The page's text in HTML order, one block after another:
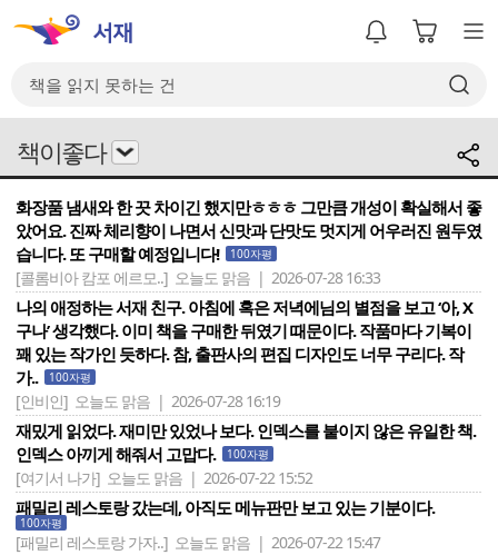
책이좋다
화장품 냄새와 한 끗 차이긴 했지만ㅎㅎㅎ 그만큼 개성이 확실해서 좋
았어요. 진짜 체리향이 나면서 신맛과 단맛도 멋지게 어우러진 원두였
습니다. 또 구매할 예정입니다!
100자평
[콜롬비아 캄포 에르모..] 오늘도 맑음 | 2026-07-28 16:33
나의 애정하는 서재 친구. 아침에 혹은 저녁에님의 별점을 보고 ‘아, X
구나’ 생각했다. 이미 책을 구매한 뒤였기 때문이다. 작품마다 기복이
꽤 있는 작가인 듯하다. 참, 출판사의 편집 디자인도 너무 구리다. 작
가..
100자평
[인비인] 오늘도 맑음 | 2026-07-28 16:19
재밌게 읽었다. 재미만 있었나 보다. 인덱스를 붙이지 않은 유일한 책.
인덱스 아끼게 해줘서 고맙다.
100자평
[여기서 나가] 오늘도 맑음 | 2026-07-22 15:52
패밀리 레스토랑 갔는데, 아직도 메뉴판만 보고 있는 기분이다.
100자평
[패밀리 레스토랑 가자..] 오늘도 맑음 | 2026-07-22 15:47